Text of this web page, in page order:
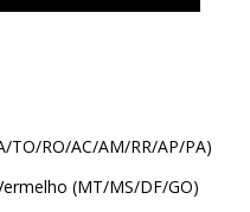
TO/RO/AC/AM/RR/AP/PA)
(MT/MS/DF/GO)